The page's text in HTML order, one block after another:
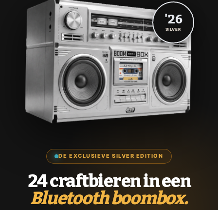
DE EXCLUSIEVE SILVER EDITION
24 craftbieren in een
Bluetooth boombox.
'26
SILVER